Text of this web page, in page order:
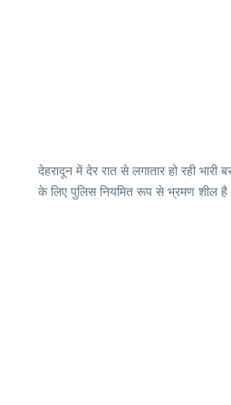
देहरादून में देर रात से लगातार हो रही
के लिए पुलिस नियमित रूप से भ्रमण शील